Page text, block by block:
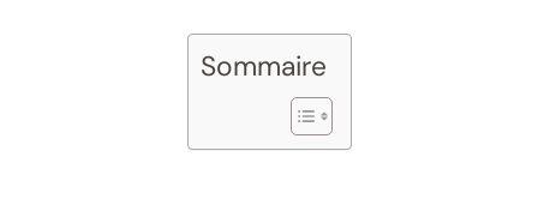
Sommaire